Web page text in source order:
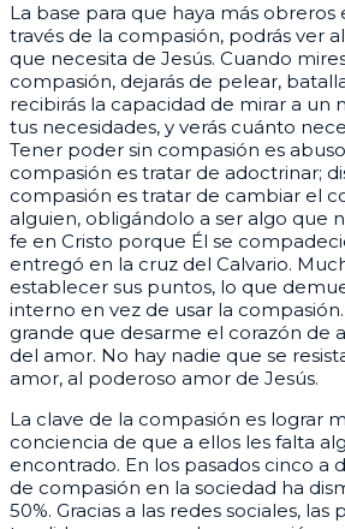
La base para que haya más obreros
través de la compasión, podrás ver
que necesita de Jesús. Cuando
compasión, dejarás de pelear,
recibirás la capacidad de mirar a un
tus necesidades, y verás cuánto
Tener poder sin compasión es
compasión es tratar de adoctrinar;
compasión es tratar de cambiar el
alguien, obligándolo a ser algo que
fe en Cristo porque Él se
entregó en la cruz del Calvario.
establecer sus puntos, lo que
interno en vez de usar la
grande que desarme el corazón de
del amor. No hay nadie que se
amor, al poderoso amor de Jesús.
La clave de la compasión es lograr
conciencia de que a ellos les falta
encontrado. En los pasados cinco a
de compasión en la sociedad ha
50%. Gracias a las redes sociales, las